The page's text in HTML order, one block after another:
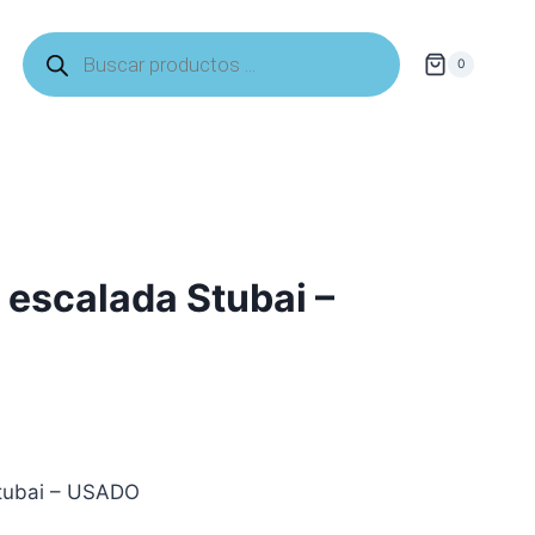
Búsqueda
de
productos
0
Stubai –
– USADO